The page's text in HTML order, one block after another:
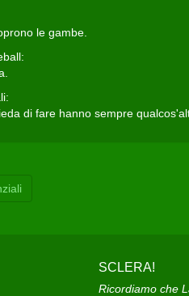
le gambe.
di fare hanno sempre
SCLERA!
Ricordiamo che